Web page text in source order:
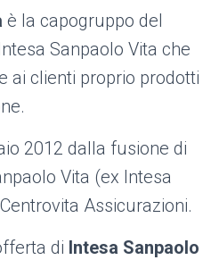
è la capogruppo del
Sanpaolo Vita che
ai clienti proprio prodotti
2012 dalla fusione di
Vita (ex Intesa
Assicurazioni.
di Intesa Sanpaolo